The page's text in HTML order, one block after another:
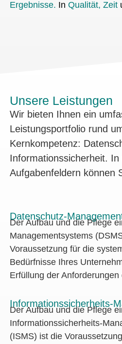
Ergebnisse. In Qualität, Zeit
Unsere Leistungen
Wir bieten Ihnen ein
Leistungsportfolio rund
Kernkompetenz:
Informationssicherheit. In
Aufgabenfeldern können
Der Aufbau und die Pflege
Managementsystems
Voraussetzung für die
Bedürfnisse Ihres
Erfüllung der
Datenschutz-
Der Aufbau und die Pflege
Informationssicherheits-
(ISMS) ist die
Informationssicherheits-